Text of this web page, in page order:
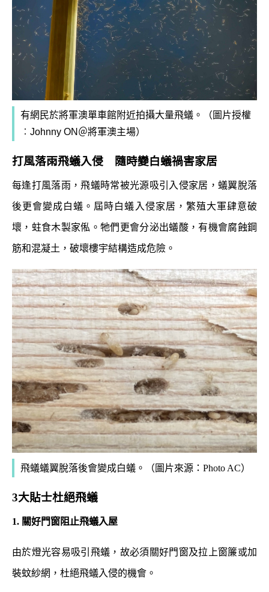
有網民於將軍澳單車館附近拍攝大量飛蟻。（圖片授權
︰Johnny ON＠將軍澳主場）
打風落雨飛蟻入侵 隨時變白蟻禍害家居
每逢打風落雨，飛蟻時常被光源吸引入侵家居，蟻翼脫落
後更會變成白蟻。屆時白蟻入侵家居，繁殖大軍肆意破
壞，蛀食木製家俬。牠們更會分泌出蟻酸，有機會腐蝕鋼
筋和混凝土，破壞樓宇結構造成危險。
飛蟻蟻翼脫落後會變成白蟻。 （ 圖片來源： Photo AC）
3大貼士杜絕飛蟻
1. 關好門窗阻止飛蟻入屋
由於燈光容易吸引飛蟻，故必須關好門窗及拉上窗簾或加
裝蚊紗網，杜絕飛蟻入侵的機會。